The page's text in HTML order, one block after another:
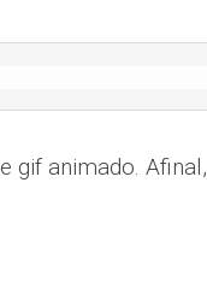
gif animado. Afinal,